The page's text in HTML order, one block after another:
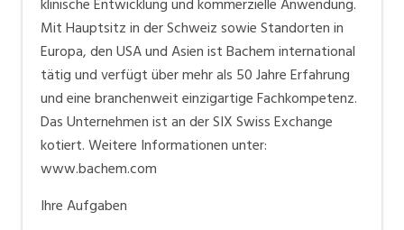
Mit Hauptsitz in der Schweiz sowie Standorten in
Europa, den USA und Asien ist Bachem international
tätig und verfügt über mehr als 50 Jahre Erfahrung
und eine branchenweit einzigartige Fachkompetenz.
Das Unternehmen ist an der SIX Swiss Exchange
kotiert. Weitere Informationen unter:
www.bachem.com
Ihre Aufgaben